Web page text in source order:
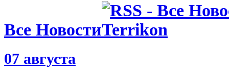
Все Новости
07 августа